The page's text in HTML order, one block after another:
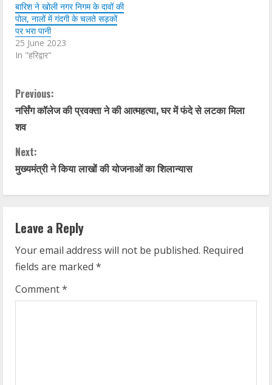
बारिश ने खोली नगर निगम के दावों की
पोल, नालों में गंदगी के चलते सड़कों
पर भरा पानी
25 June 2023
In "हरिद्वार"
C
o
n
t
i
n
u
e
R
Previous:
नर्सिंग कॉलेज की प्रवक्ता ने की आत्महत्या, घर में फंदे से लटका मिला
शव
Next:
मुख्यमंत्री ने किया लाखों की योजनाओं का शिलान्यास
Leave a Reply
Your email address will not be published. Required
fields are marked *
Comment*